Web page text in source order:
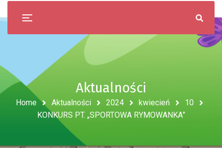
Aktualności
Home Aktualności 2024 kwiecień
10
KONKURS PT. „SPORTOWA RYMOWANKA”